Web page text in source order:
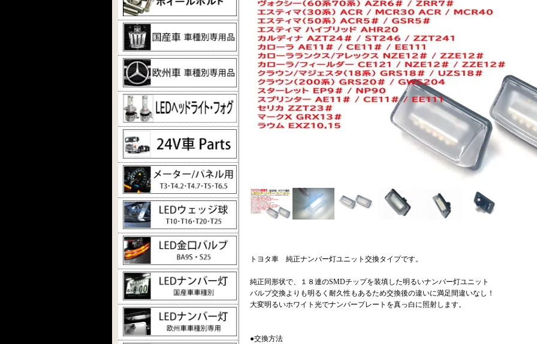
トヨタ車 純正ナンバー灯ユニット交換タイプです。
純正同形状で、１８連のSMDチップを装填した明るいナンバー灯ユニット
バルブ交換よりも明るく耐久性もあるため交換後の違いに満足間違いなし！
大変明るいホワイト光でナンバープレートを真っ白に照射します。
●交換方法